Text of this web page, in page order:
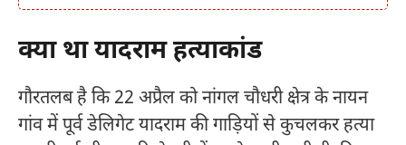
क्या था यादराम हत्याकांड
गौरतलब है कि 22 अप्रैल को नांगल चौधरी क्षेत्र के नायन
गांव में पूर्व डेलिगेट यादराम की गाड़ियों से कुचलकर हत्या